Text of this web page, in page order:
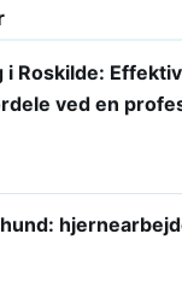
Roskilde:
ved en